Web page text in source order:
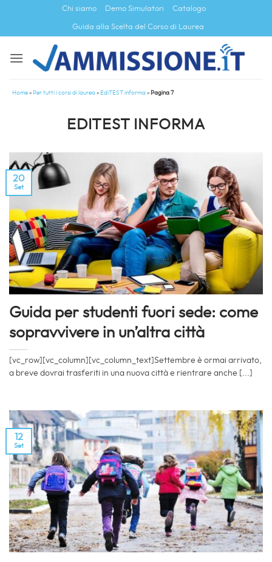
contenuti
Chi siamo Demo Simulatori Catalogo
Guida alla Scelta del Corso di Laurea
Home » Per tutti i corsi di laurea » EdiTEST informa » Pagina 7
EDITEST INFORMA
Guida per studenti fuori sede: come
sopravvivere in un’altra città
[vc_row][vc_column][vc_column_text]Settembre è ormai arrivato,
a breve dovrai trasferiti in una nuova città e rientrare anche [...]
20
Set
12
Set